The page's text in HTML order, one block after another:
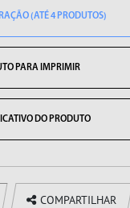
(ATÉ 4 PRODUTOS)
PARA IMPRIMIR
DO PRODUTO
COMPARTILHAR